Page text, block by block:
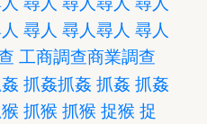
尋人 尋人尋人 尋人
工商調查商業調查
抓姦抓姦 抓姦 抓姦
抓猴 抓猴 捉猴 捉